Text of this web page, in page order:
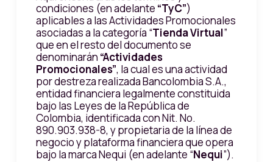
condiciones (en adelante “TyC”)
aplicables a las Actividades Promocionales
asociadas a la categoría “Tienda Virtual”
que en el resto del documento se
denominarán “Actividades
Promocionales”, la cual es una actividad
por destreza realizada Bancolombia S.A.,
entidad financiera legalmente constituida
bajo las Leyes de la República de
Colombia, identificada con Nit. No.
890.903.938-8, y propietaria de la línea de
negocio y plataforma financiera que opera
bajo la marca Nequi (en adelante “Nequi”).